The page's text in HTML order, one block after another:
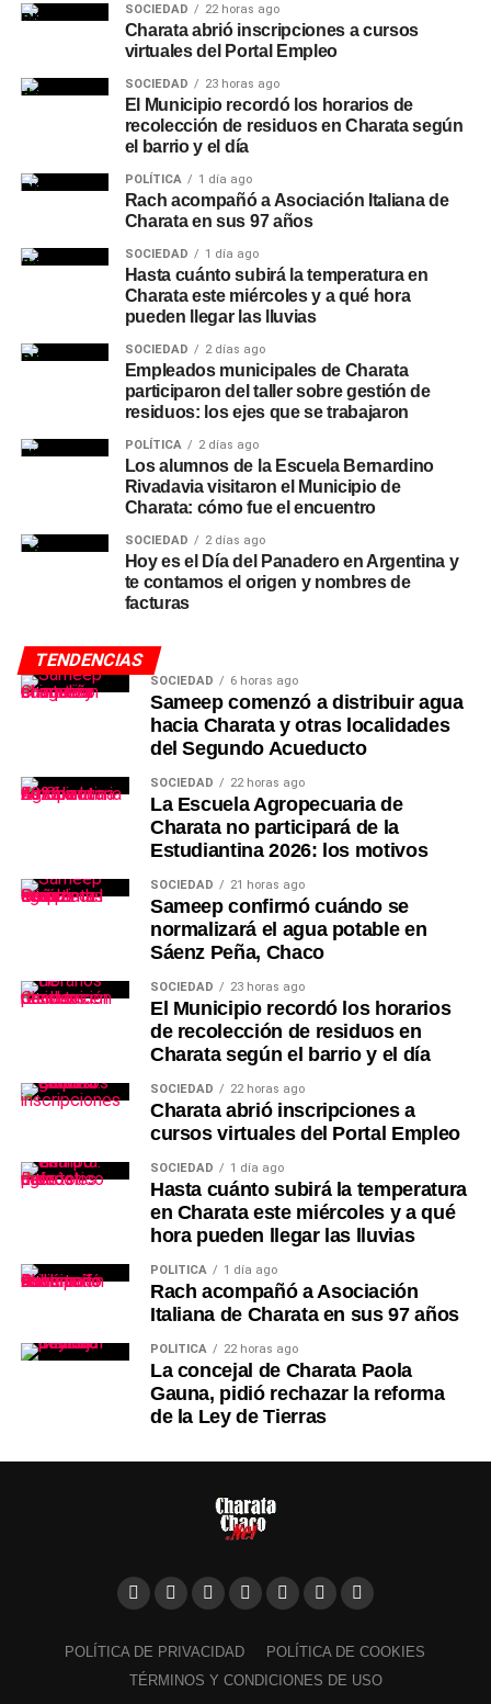
SOCIEDAD 22 horas ago
Charata abrió inscripciones a cursos
virtuales del Portal Empleo
SOCIEDAD 23 horas ago
El Municipio recordó los horarios de
recolección de residuos en Charata según
el barrio y el día
POLÍTICA 1 día ago
Rach acompañó a Asociación Italiana de
Charata en sus 97 años
SOCIEDAD 1 día ago
Hasta cuánto subirá la temperatura en
Charata este miércoles y a qué hora
pueden llegar las lluvias
SOCIEDAD 2 días ago
Empleados municipales de Charata
participaron del taller sobre gestión de
residuos: los ejes que se trabajaron
POLÍTICA 2 días ago
Los alumnos de la Escuela Bernardino
Rivadavia visitaron el Municipio de
Charata: cómo fue el encuentro
SOCIEDAD 2 días ago
Hoy es el Día del Panadero en Argentina y
te contamos el origen y nombres de
facturas
TENDENCIAS
SOCIEDAD 6 horas ago
Sameep comenzó a distribuir agua
hacia Charata y otras localidades
del Segundo Acueducto
SOCIEDAD 22 horas ago
La Escuela Agropecuaria de
Charata no participará de la
Estudiantina 2026: los motivos
SOCIEDAD 21 horas ago
Sameep confirmó cuándo se
normalizará el agua potable en
Sáenz Peña, Chaco
SOCIEDAD 23 horas ago
El Municipio recordó los horarios
de recolección de residuos en
Charata según el barrio y el día
SOCIEDAD 22 horas ago
Charata abrió inscripciones a
cursos virtuales del Portal Empleo
SOCIEDAD 1 día ago
Hasta cuánto subirá la temperatura
en Charata este miércoles y a qué
hora pueden llegar las lluvias
POLÍTICA 1 día ago
Rach acompañó a Asociación
Italiana de Charata en sus 97 años
POLÍTICA 22 horas ago
La concejal de Charata Paola
Gauna, pidió rechazar la reforma
de la Ley de Tierras
POLÍTICA DE PRIVACIDAD
POLÍTICA DE COOKIES
TÉRMINOS Y CONDICIONES DE USO